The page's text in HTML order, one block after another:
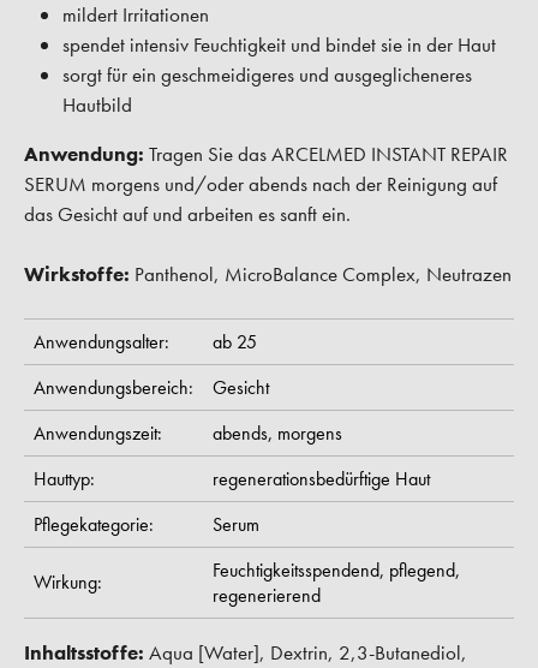
mildert Irritationen
spendet intensiv Feuchtigkeit und bindet sie in der Haut
sorgt für ein geschmeidigeres und ausgeglicheneres
Hautbild
Anwendung: Tragen Sie das ARCELMED INSTANT REPAIR
SERUM morgens und/oder abends nach der Reinigung auf
das Gesicht auf und arbeiten es sanft ein.
Wirkstoffe: Panthenol, MicroBalance Complex, Neutrazen
Anwendungsalter:
ab 25
Anwendungsbereich:
Gesicht
Anwendungszeit:
abends, morgens
Hauttyp:
regenerationsbedürftige Haut
Pflegekategorie:
Serum
Wirkung: Feuchtigkeitsspendend, pflegend,
regenerierend
Inhaltsstoffe: Aqua [Water], Dextrin, 2,3-Butanediol,